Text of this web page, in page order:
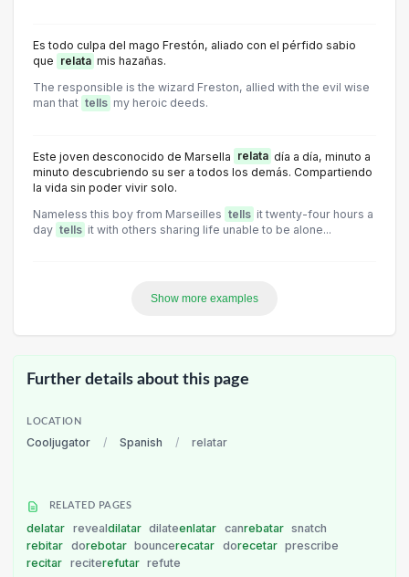
Es todo culpa del mago Frestón, aliado con el pérfido sabio
que relata mis hazañas.
The responsible is the wizard Freston, allied with the evil wise
man that tells my heroic deeds.
Este joven desconocido de Marsella relata día a día, minuto a
minuto descubriendo su ser a todos los demás. Compartiendo
la vida sin poder vivir solo.
Nameless this boy from Marseilles tells it twenty-four hours a
day tells it with others sharing life unable to be alone...
Show more examples
Further details about this page
LOCATION
Cooljugator / Spanish / relatar
RELATED PAGES
delatar revealdilatar dilateenlatar canrebatar snatch
rebitar dorebotar bouncerecatar dorecetar prescribe
recitar reciterefutar refute